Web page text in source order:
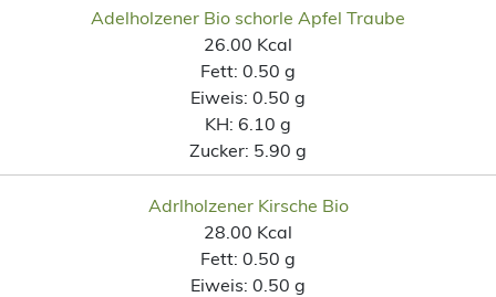
Adelholzener Bio schorle Apfel Traube
26.00 Kcal
Fett: 0.50 g
Eiweis: 0.50 g
KH: 6.10 g
Zucker: 5.90 g
Adrlholzener Kirsche Bio
28.00 Kcal
Fett: 0.50 g
Eiweis: 0.50 g